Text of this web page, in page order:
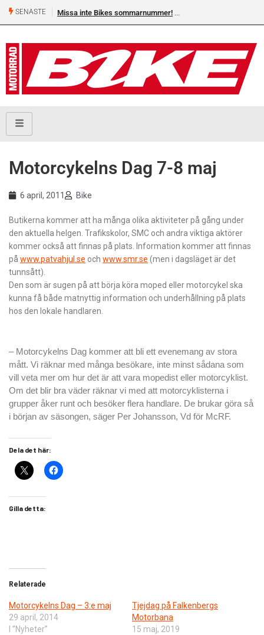
SENASTE Missa inte Bikes sommarnummer!
Motorcykelns Dag 7-8 maj
6 april, 2011 Bike
Butikerna kommer att ha många olika aktiviteter på gång under
den aktuella helgen. Trafikskolor, SMC och andra viktiga aktörer
kommer också att finnas på plats. Information kommer att finnas
på www.patvahjul.se och www.smr.se (men i dagsläget är det
tunnsått).
Den som är sugen på att börja köra moped eller motorcykel ska
kunna få både matnyttig information och underhållning på plats
hos den lokale handlaren.
– Motorcykelns Dag kommer att bli ett evenemang av stora
mått. Vi räknar med många besökare, inte minst sådana som
vill veta mer om hur det är att vara mopedist eller motorcyklist.
Om det blir bra väder räknar vi med att motorcyklisterna i
grupper åker runt och besöker flera handlare. De brukar göra så
i början av säsongen, säger Per Johansson, Vd för McRF.
Dela det här:
Gilla detta:
Relaterade
Motorcykelns Dag – 3:e maj
29 april, 2014
I ”Nyheter”
Tjejdag på Falkenbergs
Motorbana
15 maj, 2019